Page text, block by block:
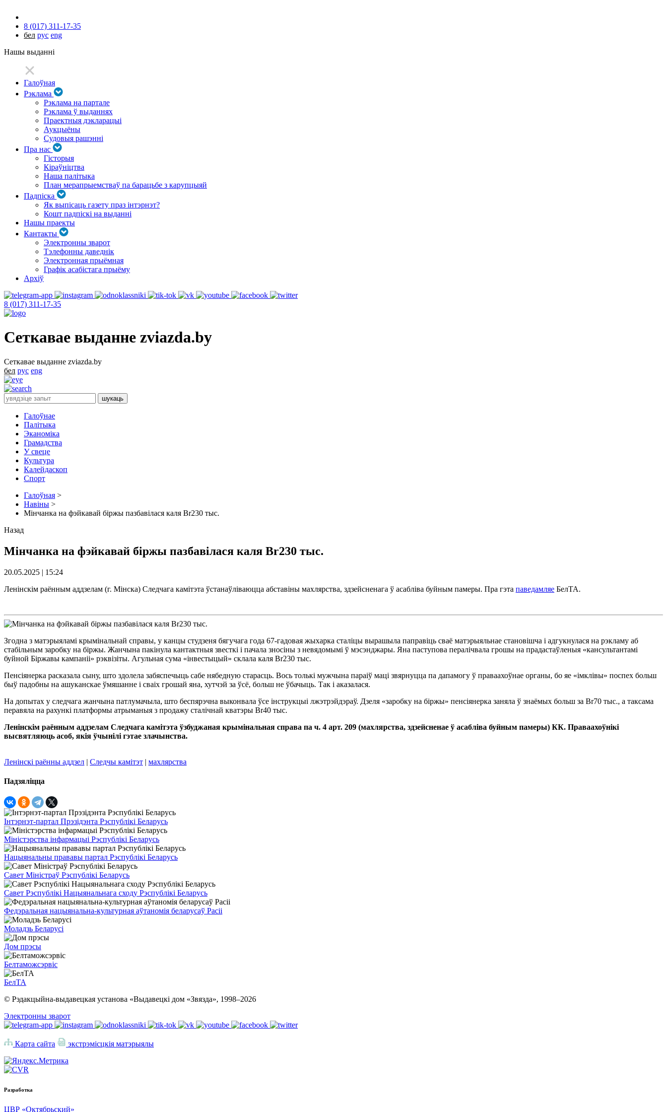
8 (017) 311-17-35
бел рус eng
Нашы выданні
Галоўная
Рэклама
Рэклама на партале
Рэклама ў выданнях
Праектныя дэкларацыі
Аукцыёны
Судовыя рашэнні
Пра нас
Гісторыя
Кіраўніцтва
Наша палітыка
План мерапрыемстваў па барацьбе з карупцыяй
Падпіска
Як выпісаць газету праз інтэрнэт?
Кошт падпіскі на выданні
Нашы праекты
Кантакты
Электронны зварот
Тэлефонны даведнік
Электронная прыёмная
Графік асабістага прыёму
Архіў
8 (017) 311-17-35
Сеткавае выданне zviazda.by
Сеткавае выданне zviazda.by
бел рус eng
Галоўнае
Палітыка
Эканоміка
Грамадства
У свеце
Культура
Калейдаскоп
Спорт
Галоўная >
Навіны >
Мінчанка на фэйкавай біржы пазбавілася каля Br230 тыс.
Назад
Мінчанка на фэйкавай біржы пазбавілася каля Br230 тыс.
20.05.2025 | 15:24
Ленінскім раённым аддзелам (г. Мінска) Следчага камітэта ўстанаўліваюцца абставіны махлярства, здзейсненага ў асабліва буйным памеры. Пра гэта паведамляе БелТА.
Згодна з матэрыяламі крымінальнай справы, у канцы студзеня бягучага года 67-гадовая жыхарка сталіцы вырашыла паправіць сваё матэрыяльнае становішча і адгукнулася на рэкламу аб
стабільным заробку на біржы. Жанчына пакінула кантактныя звесткі і пачала зносіны з невядомымі ў мэсэнджары. Яна паступова пералічвала грошы на прадастаўленыя «кансультантамі
буйной Біржавы кампаніі» рэквізіты. Агульная сума «інвестыцый» склала каля Br230 тыс.
Пенсіянерка расказала сыну, што здолела забяспечыць сабе нябедную старасць. Вось толькі мужчына параіў маці звярнуцца па дапамогу ў праваахоўнае органы, бо яе «імклівы» поспех больш
быў падобны на ашуканскае ўмяшанне і сваіх грошай яна, хутчэй за ўсё, больш не ўбачыць. Так і аказалася.
На допытах у следчага жанчына патлумачыла, што беспярэчна выконвала ўсе інструкцыі лжэтрэйдэраў. Дзеля «заробку на біржы» пенсіянерка заняла ў знаёмых больш за Br70 тыс., а таксама
перавяла на рахункі платформы атрыманыя з продажу сталічнай кватэры Br40 тыс.
Ленінскім раённым аддзелам Следчага камітэта ўзбуджаная крымінальная справа па ч. 4 арт. 209 (махлярства, здзейсненае ў асабліва буйным памеры) КК. Праваахоўнікі
высвятляюць асоб, якія ўчынілі гэтае злачынства.
Ленінскі раённы аддзел | Следчы камітэт | махлярства
Падзяліцца
Інтэрнэт-партал Прэзідэнта Рэспублікі Беларусь
Міністэрства інфармацыі Рэспублікі Беларусь
Нацыянальны прававы партал Рэспублікі Беларусь
Савет Міністраў Рэспублікі Беларусь
Савет Рэспублікі Нацыянальнага сходу Рэспублікі Беларусь
Федэральная нацыянальна-культурная аўтаномія беларусаў Расіі
Моладзь Беларусі
Дом прэсы
Белтаможсэрвіс
БелТА
© Рэдакцыйна-выдавецкая установа «Выдавецкі дом «Звязда», 1998–2026
Электронны зварот
Карта сайта экстрэмісцкія матэрыялы
Разработка
ЦВР «Октябрьский»